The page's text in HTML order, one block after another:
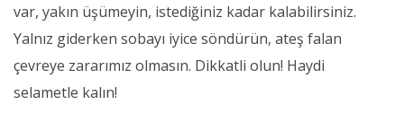
var, yakın üşümeyin, istediğiniz kadar kalabilirsiniz.
Yalnız giderken sobayı iyice söndürün, ateş falan
çevreye zararımız olmasın. Dikkatli olun! Haydi
selametle kalın!